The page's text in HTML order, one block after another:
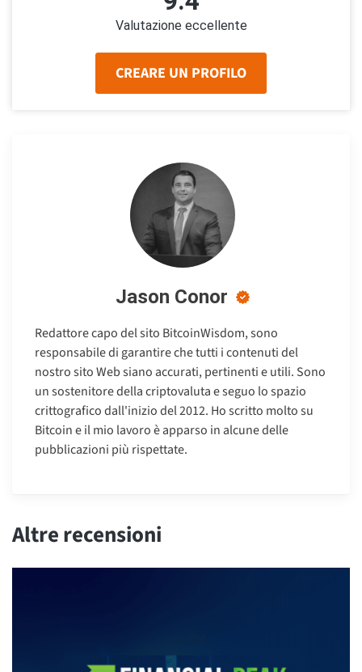
Valutazione eccellente
CREARE UN PROFILO
Jason Conor
Redattore capo del sito BitcoinWisdom, sono
responsabile di garantire che tutti i contenuti del
nostro sito Web siano accurati, pertinenti e utili. Sono
un sostenitore della criptovaluta e seguo lo spazio
crittografico dall'inizio del 2012. Ho scritto molto su
Bitcoin e il mio lavoro è apparso in alcune delle
pubblicazioni più rispettate.
Altre recensioni